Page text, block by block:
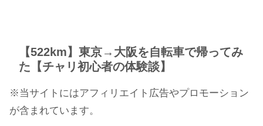
【522km】東京→大阪を自転車で帰ってみ
た【チャリ初心者の体験談】
※当サイトにはアフィリエイト広告やプロモーション
が含まれています。